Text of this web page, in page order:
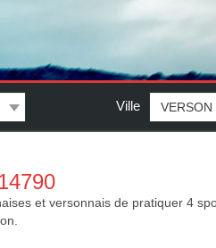
Ville
et versonnais de pratiquer 4